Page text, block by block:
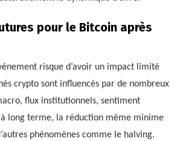
pour le Bitcoin après
risque d’avoir un impact limité
crypto sont influencés par de nombreux
flux institutionnels, sentiment
long terme, la réduction même minime
phénomènes comme le halving.